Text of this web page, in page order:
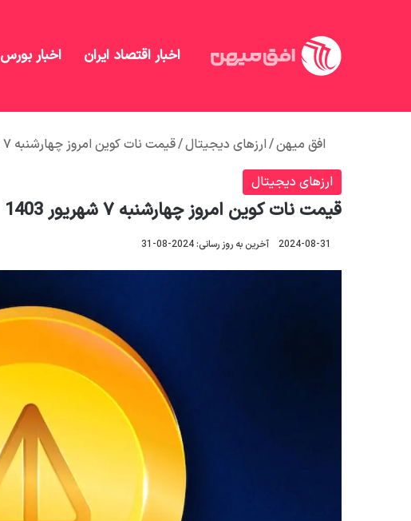
اخبار اقتصاد ایران اخبار بورس
افق میهن/ارزهای دیجیتال/قیمت نات کوین امروز چهارشنبه ۷ شهریور 1403
ارزهای دیجیتال
قیمت نات کوین امروز چهارشنبه ۷ شهریور 1403
2024-08-31 آخرین به روز رسانی: 2024-08-31